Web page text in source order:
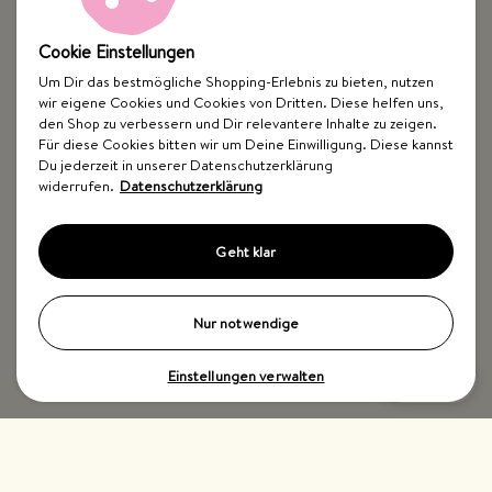
Top Kategorien
Just Spices
Impressum WiderrufsbelehrungDatenschutzBarrierefreiheit
Cookie Einstellungen
Um Dir das bestmögliche Shopping-Erlebnis zu bieten, nutzen
wir eigene Cookies und Cookies von Dritten. Diese helfen uns,
den Shop zu verbessern und Dir relevantere Inhalte zu zeigen.
Für diese Cookies bitten wir um Deine Einwilligung. Diese kannst
Du jederzeit in unserer Datenschutzerklärung
widerrufen. Datenschutzerklärung
Geht klar
Nur notwendige
Einstellungen verwalten